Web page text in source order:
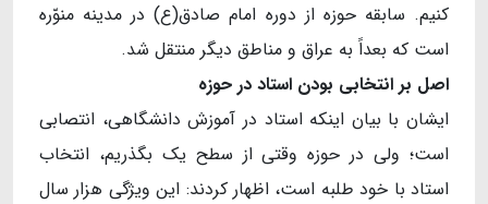
کنیم. سابقه حوزه از دوره امام صادق(ع) در مدینه منوّره
است که بعداً به عراق و مناطق دیگر منتقل شد.
اصل بر انتخابی بودن استاد در حوزه
ایشان با بیان اینکه استاد در آموزش دانشگاهی، انتصابی
است؛ ولی در حوزه وقتی از سطح یک بگذریم، انتخاب
استاد با خود طلبه است، اظهار کردند: این ویژگی هزار سال